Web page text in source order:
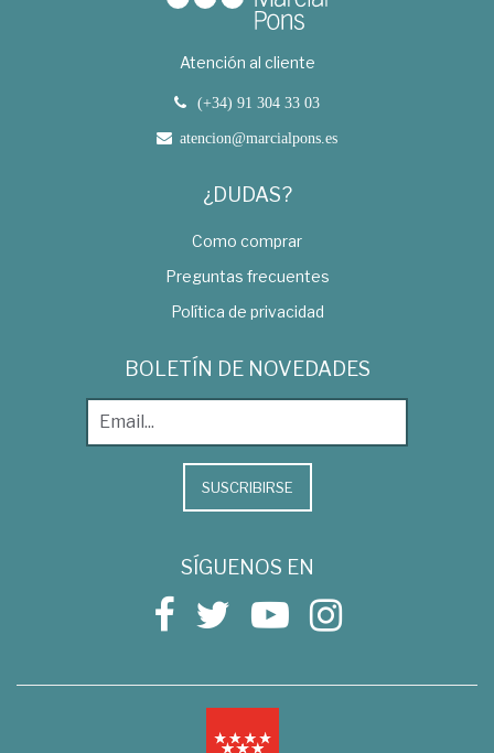
Atención al cliente
(+34) 91 304 33 03
atencion@marcialpons.es
¿DUDAS?
Como comprar
Preguntas frecuentes
Política de privacidad
BOLETÍN DE NOVEDADES
SUSCRIBIRSE
SÍGUENOS EN